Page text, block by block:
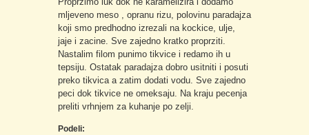
mljeveno meso , opranu rizu, polovinu paradajza
koji smo predhodno izrezali na kockice, ulje,
jaje i zacine. Sve zajedno kratko proprziti.
Nastalim filom punimo tikvice i redamo ih u
tepsiju. Ostatak paradajza dobro usitniti i posuti
preko tikvica a zatim dodati vodu. Sve zajedno
peci dok tikvice ne omeksaju. Na kraju pecenja
preliti vrhnjem za kuhanje po zelji.
Podeli: